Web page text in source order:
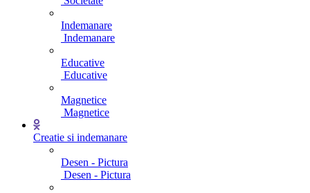
Indemanare
Indemanare
Educative
Educative
Magnetice
Magnetice
Creatie si indemanare
Desen - Pictura
Desen - Pictura